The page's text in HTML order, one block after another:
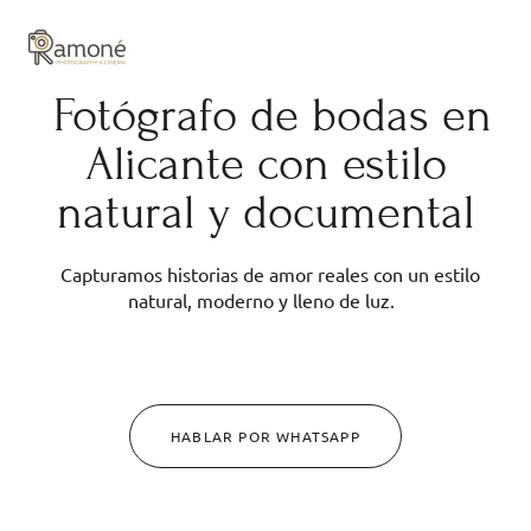
Fotógrafo de bodas en
Alicante con estilo
natural y documental
Capturamos historias de amor reales con un estilo
natural, moderno y lleno de luz.
HABLAR POR WHATSAPP